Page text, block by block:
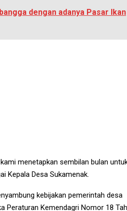
dengan adanya Pasar Ikan
menetapkan sembilan bulan
Kepala Desa Sukamenak.
kebijakan pemerintah desa
Peraturan Kemendagri Nomor 18